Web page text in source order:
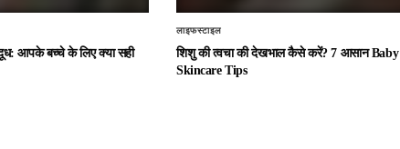
दूध: आपके बच्चे के लिए क्या सही
लाइफस्टाइल
शिशु की त्वचा की देखभाल कैसे करें? 7 आसान Baby
Skincare Tips